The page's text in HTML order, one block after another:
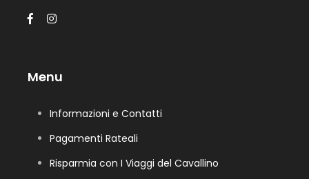
Menu
Informazioni e Contatti
Pagamenti Rateali
Risparmia con I Viaggi del Cavallino